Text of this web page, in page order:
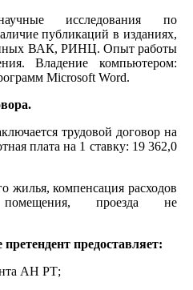
исследования по
публикаций в изданиях,
ВАК, РИНЦ. Опыт работы
Владение компьютером:
Microsoft Word.
трудовой договор на
плата на 1 ставку: 19 362,0
жилья, компенсация расходов
проезда не
предоставляет:
АН РТ;